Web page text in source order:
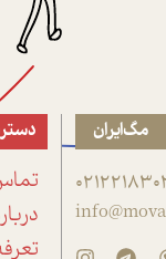
مگ‌ایران